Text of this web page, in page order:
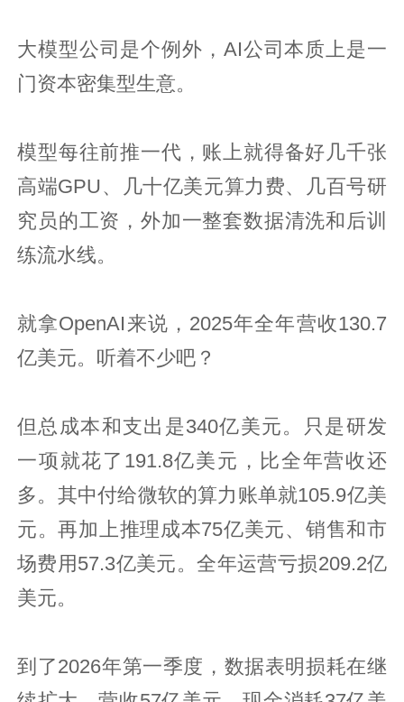
大模型公司是个例外，AI公司本质上是一
门资本密集型生意。
模型每往前推一代，账上就得备好几千张
高端GPU、几十亿美元算力费、几百号研
究员的工资，外加一整套数据清洗和后训
练流水线。
就拿OpenAI来说，2025年全年营收130.7
亿美元。听着不少吧？
但总成本和支出是340亿美元。只是研发
一项就花了191.8亿美元，比全年营收还
多。其中付给微软的算力账单就105.9亿美
元。再加上推理成本75亿美元、销售和市
场费用57.3亿美元。全年运营亏损209.2亿
美元。
到了2026年第一季度，数据表明损耗在继